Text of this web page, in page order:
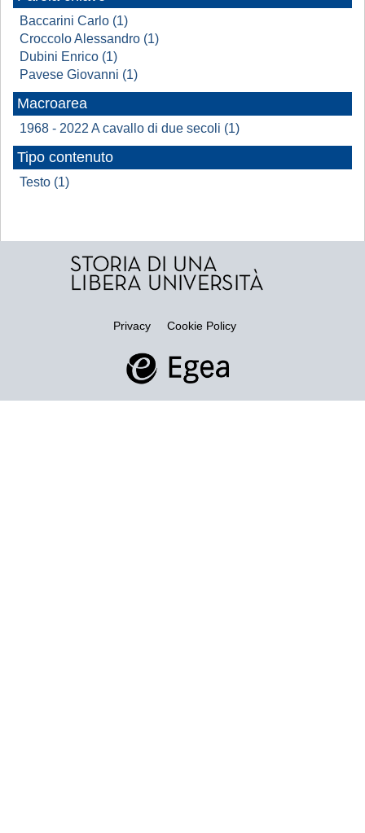
Baccarini Carlo (1)
Croccolo Alessandro (1)
Dubini Enrico (1)
Pavese Giovanni (1)
Macroarea
1968 - 2022 A cavallo di due secoli (1)
Tipo contenuto
Testo (1)
Privacy Cookie Policy